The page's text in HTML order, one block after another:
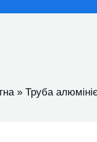
Труба